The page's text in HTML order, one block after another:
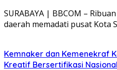
SURABAYA | BBCOM –
daerah memadati pusat Kota
Kemnaker dan Kemenekraf
Kreatif Bersertifikasi Nasional